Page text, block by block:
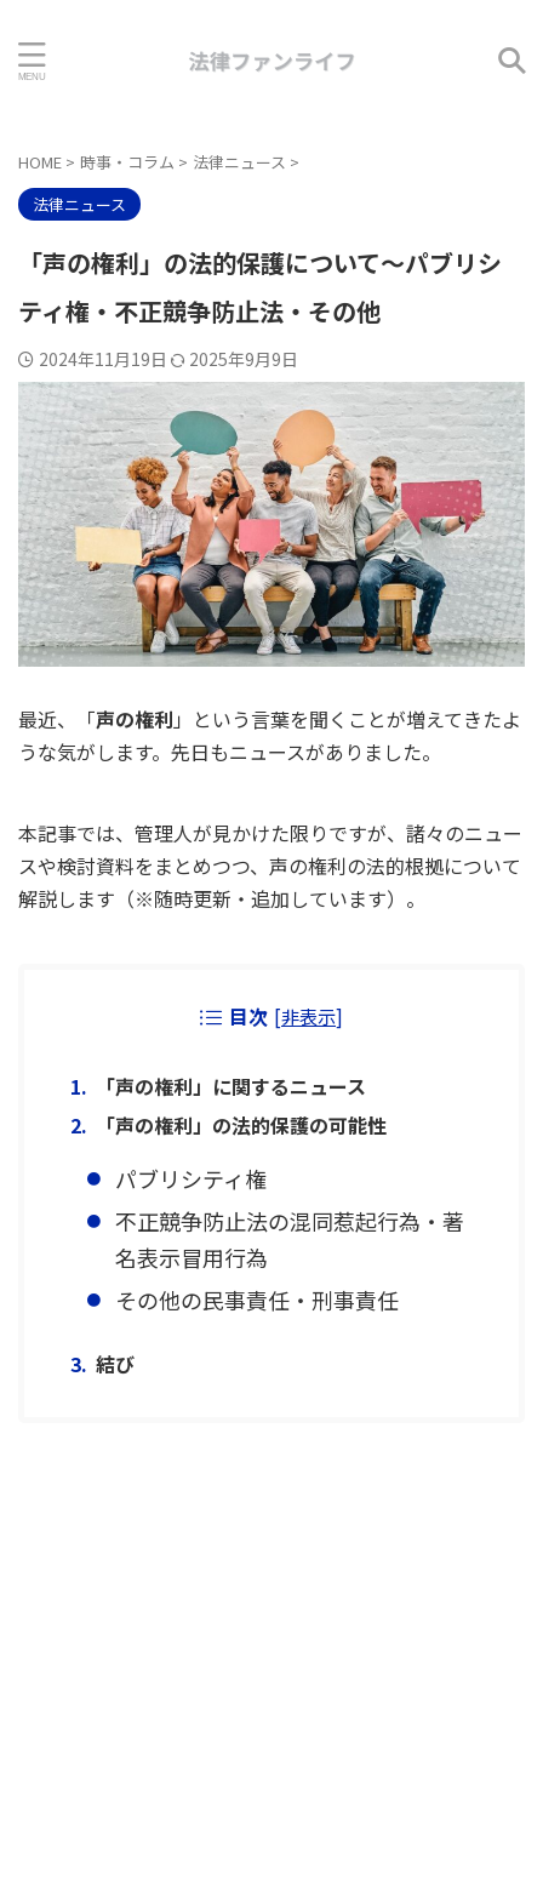
HOME > 時事・コラム > 法律ニュース >
法律ニュース
「声の権利」の法的保護について～パブリシ
ティ権・不正競争防止法・その他
2024年11月19日 2025年9月9日
最近、「声の権利 」という言葉を聞くことが増えてきたよ
うな気がします。先日もニュースがありました。
本記事では、管理人が見かけた限りですが、諸々のニュー
スや検討資料をまとめつつ、声の権利の法的根拠について
解説します（※随時更新・追加しています）。
目次 [非表示]
「声の権利」に関するニュース
「声の権利」の法的保護の可能性
パブリシティ権
不正競争防止法の混同惹起行為・著
名表示冒用行為
その他の民事責任・刑事責任
結び